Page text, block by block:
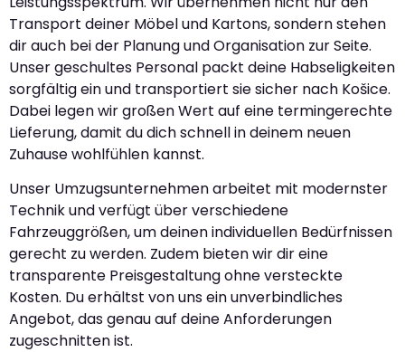
Transport deiner Möbel und Kartons, sondern stehen
dir auch bei der Planung und Organisation zur Seite.
Unser geschultes Personal packt deine Habseligkeiten
sorgfältig ein und transportiert sie sicher nach Košice.
Dabei legen wir großen Wert auf eine termingerechte
Lieferung, damit du dich schnell in deinem neuen
Zuhause wohlfühlen kannst.
Unser Umzugsunternehmen arbeitet mit modernster
Technik und verfügt über verschiedene
Fahrzeuggrößen, um deinen individuellen Bedürfnissen
gerecht zu werden. Zudem bieten wir dir eine
transparente Preisgestaltung ohne versteckte
Kosten. Du erhältst von uns ein unverbindliches
Angebot, das genau auf deine Anforderungen
zugeschnitten ist.